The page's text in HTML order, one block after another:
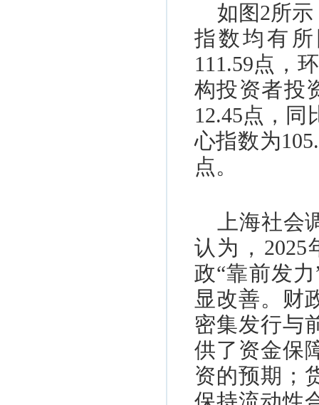
如图2所
指数均有
111.59点，
构投资者投
12.45点，同
心指数为
点。
上海社会
认为， 2025
政“靠前发
显改善。财
密集发行与
供了资金保
资的预期；